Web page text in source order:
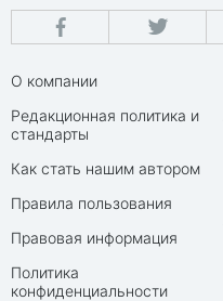
О компании
Редакционная политика и
стандарты
Как стать нашим автором
Правила пользования
Правовая информация
Политика
конфиденциальности